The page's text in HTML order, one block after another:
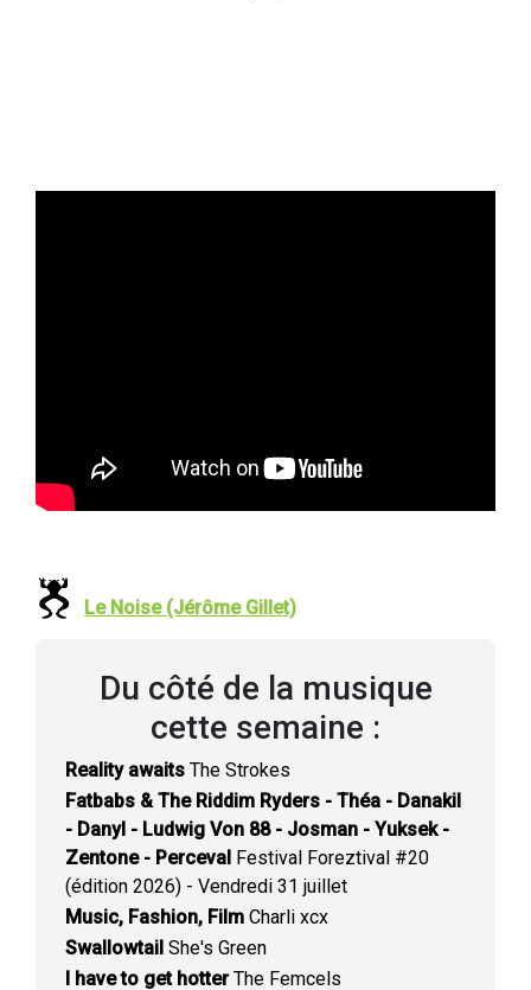
Le Noise (Jérôme Gillet)
Du côté de la musique
cette semaine :
Reality awaits The Strokes
Fatbabs & The Riddim Ryders - Théa - Danakil
- Danyl - Ludwig Von 88 - Josman - Yuksek -
Zentone - Perceval Festival Foreztival #20
(édition 2026) - Vendredi 31 juillet
Music, Fashion, Film Charli xcx
Swallowtail She's Green
I have to get hotterThe Femcels